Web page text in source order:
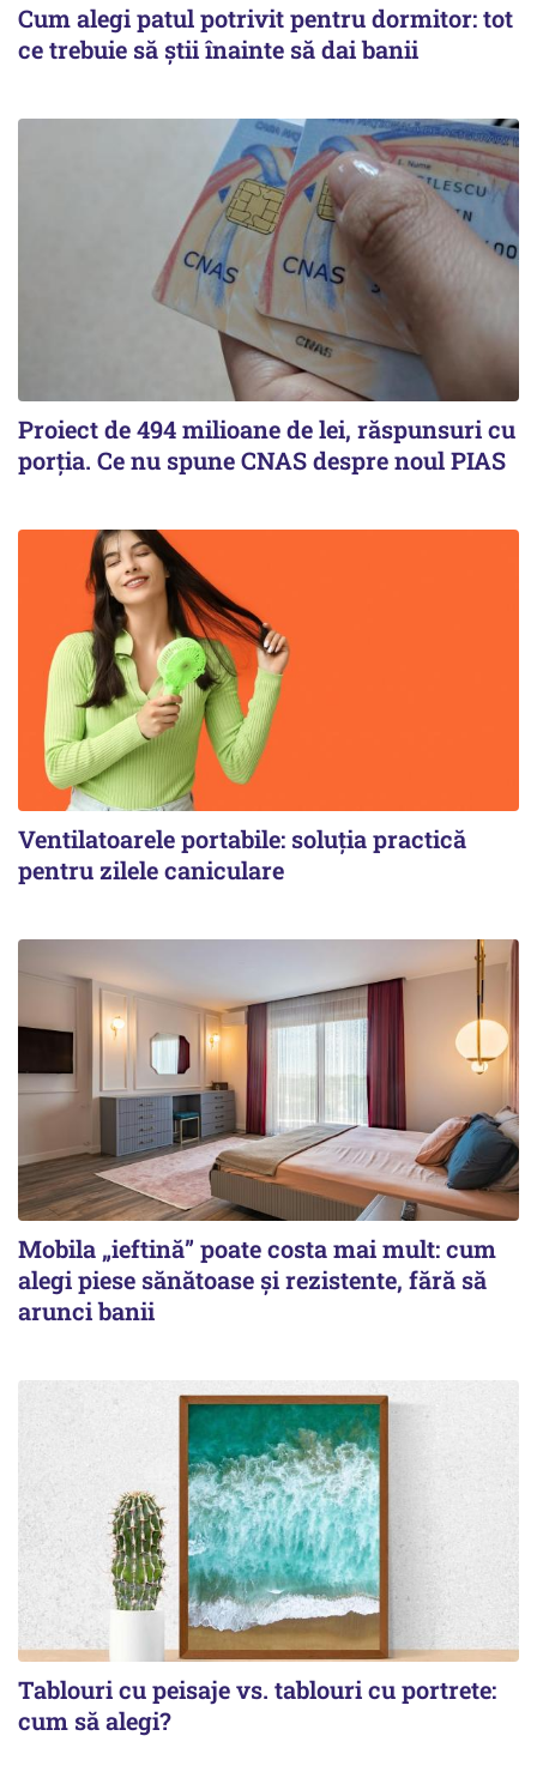
Cum alegi patul potrivit pentru dormitor: tot
ce trebuie să știi înainte să dai banii
Proiect de 494 milioane de lei, răspunsuri cu
porția. Ce nu spune CNAS despre noul PIAS
Ventilatoarele portabile: soluția practică
pentru zilele caniculare
Mobila „ieftină” poate costa mai mult: cum
alegi piese sănătoase și rezistente, fără să
arunci banii
Tablouri cu peisaje vs. tablouri cu portrete:
cum să alegi?